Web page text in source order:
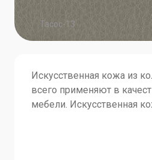
Тасос-13
Искусственная кожа из
всего применяют в
мебели. Искусственная